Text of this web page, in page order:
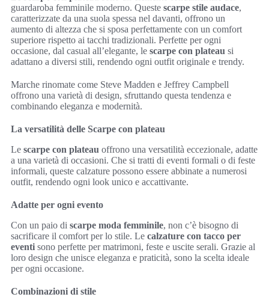
guardaroba femminile moderno. Queste scarpe stile audace,
caratterizzate da una suola spessa nel davanti, offrono un
aumento di altezza che si sposa perfettamente con un comfort
superiore rispetto ai tacchi tradizionali. Perfette per ogni
occasione, dal casual all’elegante, le scarpe con plateau si
adattano a diversi stili, rendendo ogni outfit originale e trendy.
Marche rinomate come Steve Madden e Jeffrey Campbell
offrono una varietà di design, sfruttando questa tendenza e
combinando eleganza e modernità.
La versatilità delle Scarpe con plateau
Le scarpe con plateau offrono una versatilità eccezionale, adatte
a una varietà di occasioni. Che si tratti di eventi formali o di feste
informali, queste calzature possono essere abbinate a numerosi
outfit, rendendo ogni look unico e accattivante.
Adatte per ogni evento
Con un paio di scarpe moda femminile, non c’è bisogno di
sacrificare il comfort per lo stile. Le calzature con tacco per
eventi sono perfette per matrimoni, feste e uscite serali. Grazie al
loro design che unisce eleganza e praticità, sono la scelta ideale
per ogni occasione.
Combinazioni di stile